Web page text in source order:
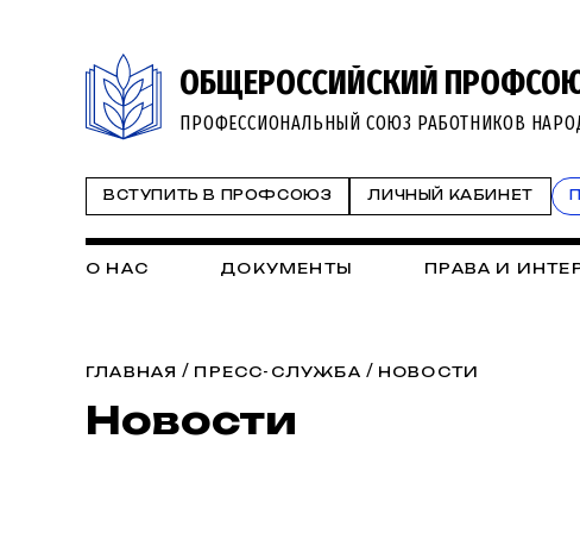
ОБЩЕРОССИЙСКИЙ
ПРОФЕССИОНАЛЬНЫЙ СОЮЗ РАБОТНИКОВ
ВСТУПИТЬ В ПРОФСОЮЗ ЛИЧНЫЙ КАБИНЕТ
О НАС ДОКУМЕНТЫ ПРАВА И
ГЛАВНАЯ / ПРЕСС-СЛУЖБА / НОВОСТИ
Новости